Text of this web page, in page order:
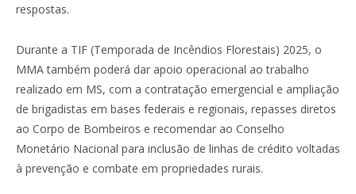
respostas.
Durante a TIF (Temporada de Incêndios Florestais) 2025, o
MMA também poderá dar apoio operacional ao trabalho
realizado em MS, com a contratação emergencial e ampliação
de brigadistas em bases federais e regionais, repasses diretos
ao Corpo de Bombeiros e recomendar ao Conselho
Monetário Nacional para inclusão de linhas de crédito voltadas
à prevenção e combate em propriedades rurais.